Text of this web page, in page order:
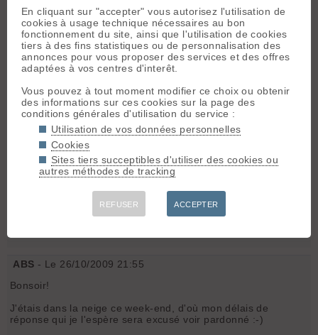
Nouveau sujet
Voir tous les sujets Chercher Archives
S
squal[3079posts] - Le 22/10/2009 20:59
Le 30l me suffit amplement. Peut-être un chouillas gros sur
les sorties à la journée et pour certains un poil juste pour les
prendre toute la garde robe !). En bidouillant tout rentre ou
s'accroche dessus. J'en met autant que dans le Deuter Guide
35+ (43l)
- Le 25/10/2009 19:33
snowboard avec un sac ABS? le portage du snow est il bon?
ABS - Le 26/10/2009 21:55
Bonsoir!
J'étais dans la neige ce week-end, d'où mon délais de
réponse qui je l'espère sera excusé voir pardonné :-)
En cliquant sur "accepter" vous autorisez l'utilisation de
cookies à usage technique nécessaires au bon
fonctionnement du site, ainsi que l'utilisation de cookies
tiers à des fins statistiques ou de personnalisation des
annonces pour vous proposer des services et des offres
adaptées à vos centres d'interêt.
Vous pouvez à tout moment modifier ce choix ou obtenir
des informations sur ces cookies sur la page des
conditions générales d'utilisation du service :
Utilisation de vos données personnelles
Cookies
Sites tiers succeptibles d'utiliser des cookies ou
autres méthodes de tracking
REFUSER ACCEPTER